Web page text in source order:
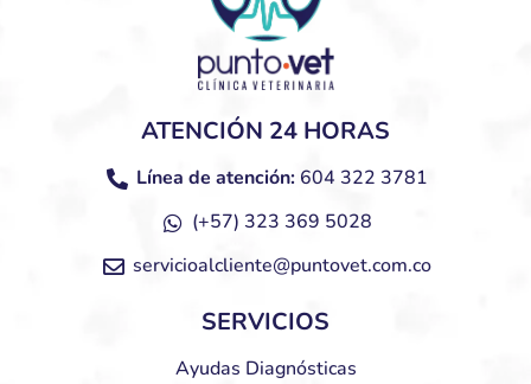
ATENCIÓN 24 HORAS
Línea de atención:604 322 3781
(+57) 323 369 5028
servicioalcliente@puntovet.com.co
SERVICIOS
Ayudas Diagnósticas